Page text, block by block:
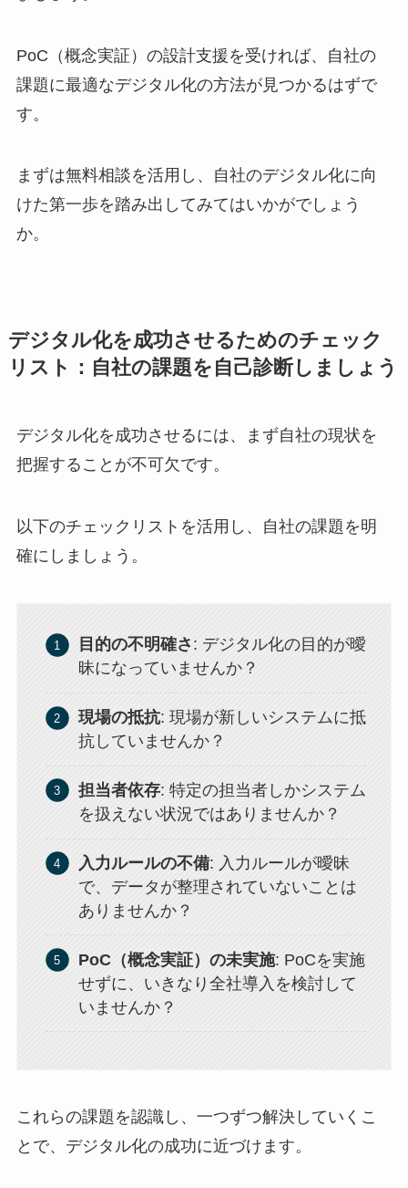
PoC（概念実証）の設計支援を受ければ、自社の
課題に最適なデジタル化の方法が見つかるはずで
す。
まずは無料相談を活用し、自社のデジタル化に向
けた第一歩を踏み出してみてはいかがでしょう
か。
デジタル化を成功させるためのチェック
リスト：自社の課題を自己診断しましょう
デジタル化を成功させるには、まず自社の現状を
把握することが不可欠です。
以下のチェックリストを活用し、自社の課題を明
確にしましょう。
目的の不明確さ : デジタル化の目的が曖
昧になっていませんか？
現場の抵抗: 現場が新しいシステムに抵
抗していませんか？
担当者依存: 特定の担当者しかシステム
を扱えない状況ではありませんか？
入力ルールの不備: 入力ルールが曖昧
で、データが整理されていないことは
ありませんか？
PoC（概念実証）の未実施: PoCを実施
せずに、いきなり全社導入を検討して
いませんか？
これらの課題を認識し、一つずつ解決していくこ
とで、デジタル化の成功に近づけます。